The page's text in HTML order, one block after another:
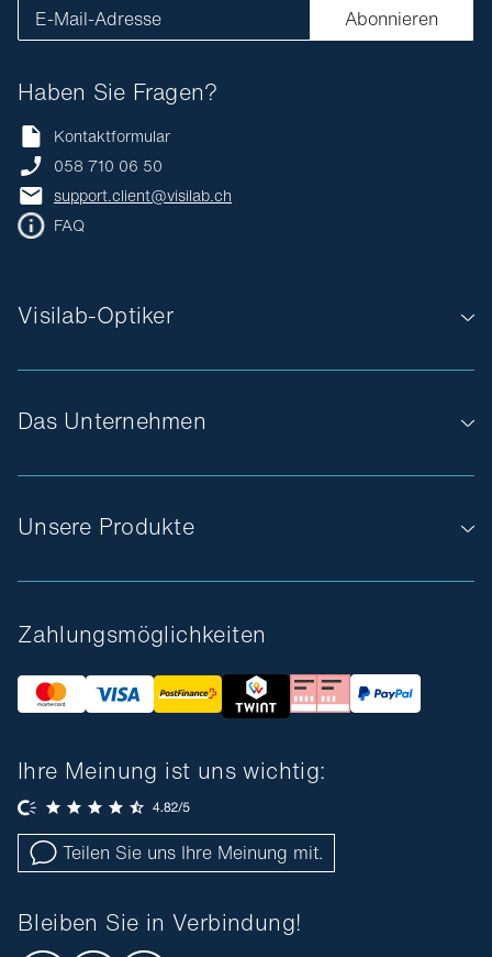
Das Unternehmen
Unsere Produkte
Visilab-Optiker
Haben Sie Fragen?
Kontaktformular
058 710 06 50
support.client@visilab.ch
FAQ
E-Mail-Adresse Abonnieren
Zahlungsmöglichkeiten
Ihre Meinung ist uns wichtig:
Teilen Sie uns Ihre Meinung mit.
Bleiben Sie in Verbindung!